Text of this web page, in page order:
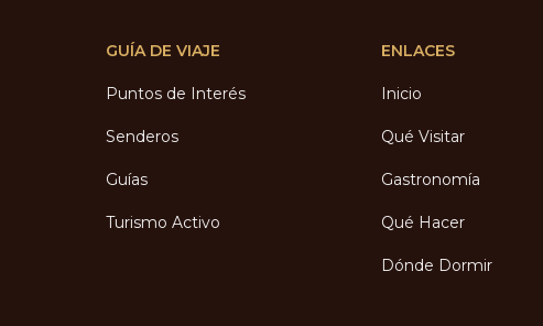
GUÍA DE VIAJE
Puntos de Interés
Senderos
Guías
Turismo Activo
ENLACES
Inicio
Qué Visitar
Gastronomía
Qué Hacer
Dónde Dormir